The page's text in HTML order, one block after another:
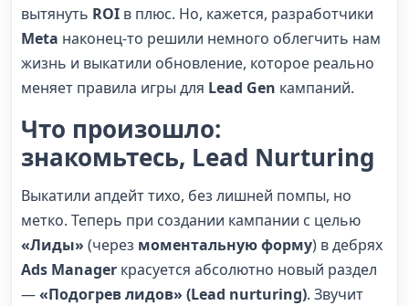
вытянуть ROI в плюс. Но, кажется, разработчики
Meta наконец-то решили немного облегчить нам
жизнь и выкатили обновление, которое реально
меняет правила игры для Lead Gen кампаний.
Что произошло:
знакомьтесь, Lead Nurturing
Выкатили апдейт тихо, без лишней помпы, но
метко. Теперь при создании кампании с целью
«Лиды» (через моментальную форму) в дебрях
Ads Manager красуется абсолютно новый раздел
—«Подогрев лидов» (Lead nurturing). Звучит